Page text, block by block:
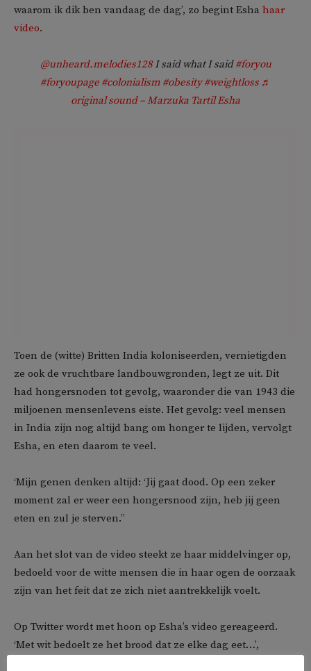
waarom ik dik ben vandaag de dag’, zo begint Esha haar
video.
@unheard.melodies128I said what I said#foryou
#foryoupage #colonialism #obesity #weightloss ♬
original sound – Marzuka Tartil Esha
Toen de (witte) Britten India koloniseerden, vernietigden
ze ook de vruchtbare landbouwgronden, legt ze uit. Dit
had hongersnoden tot gevolg, waaronder die van 1943 die
miljoenen mensenlevens eiste. Het gevolg: veel mensen
in India zijn nog altijd bang om honger te lijden, vervolgt
Esha, en eten daarom te veel.
‘Mijn genen denken altijd: ‘Jij gaat dood. Op een zeker
moment zal er weer een hongersnood zijn, heb jij geen
eten en zul je sterven.”
Aan het slot van de video steekt ze haar middelvinger op,
bedoeld voor de witte mensen die in haar ogen de oorzaak
zijn van het feit dat ze zich niet aantrekkelijk voelt.
Op Twitter wordt met hoon op Esha’s video gereageerd.
‘Met wit bedoelt ze het brood dat ze elke dag eet…’,